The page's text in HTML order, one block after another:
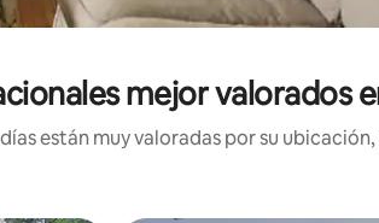
mejor valorados
están muy valoradas por su